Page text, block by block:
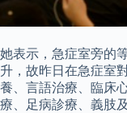
她表示，急症室旁的
升，故昨日在急症室
養、言語治療、臨床
療、足病診療、義肢